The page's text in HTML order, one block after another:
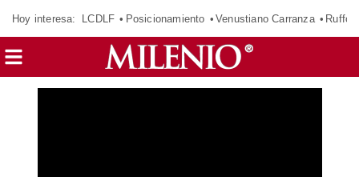
Hoy interesa: LCDLF Posicionamiento Venustiano Carranza Ruffo